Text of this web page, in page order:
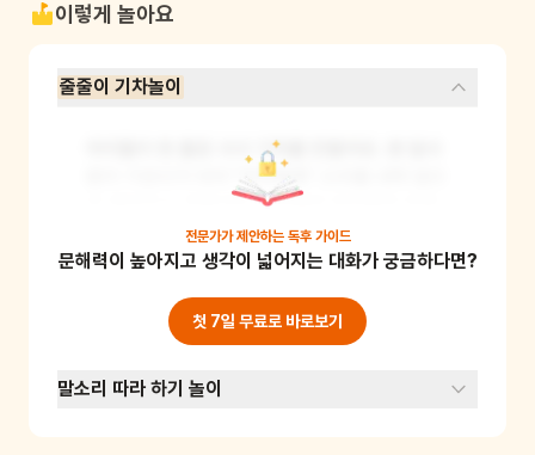
이렇게 놀아요
줄줄이 기차놀이
아이들이 한 줄로 서서 기차를 만들어요. 맨 앞사
람이 기관사가 되어 "칙칙폭폭" 소리를 내며 앞으
로 걸어가고, 뒤에 있는 아이들은 앞사람의 어깨
나 허리를 잡고 따라가요. 기관사 역할을 번갈아
가며 맡아 보는 것도 좋아요. 이 놀이를 통해 아이
들은 줄 서기의 개념을 재미있게 익히고, 협동심
도 기를 수 있어요.
전문가가 제안하는 독후 가이드
문해력이 높아지고 생각이 넓어지는 대화가 궁금하다면?
첫 7일 무료로 바로보기
말소리 따라 하기 놀이